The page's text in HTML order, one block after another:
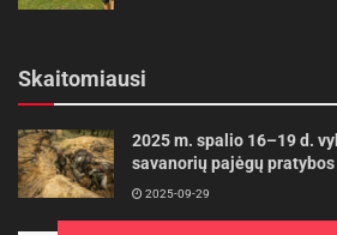
Skaitomiausi
2025 m. spalio 16–19 d.
savanorių pajėgų pratybos
2025-09-29